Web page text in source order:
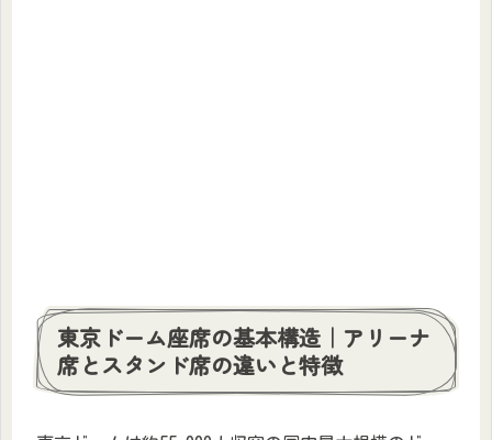
東京ドーム座席の基本構造｜アリーナ
席とスタンド席の違いと特徴